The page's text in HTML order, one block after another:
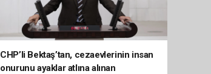
CHP’li Bektaş’tan, cezaevlerinin insan
onurunu ayaklar atlına alınan